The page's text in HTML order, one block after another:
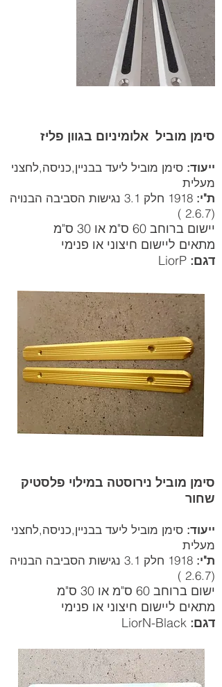
סימן מוביל אלומיניום בגוון פליז
ייעוד: סימן מוביל ליעד בבניין,כניסה,לחצני
מעלית
ת"י:
1918 חלק 3.1 נגישות הסביבה הבנויה
(2.6.7 )
יישום ברוחב 60 ס"מ או 30 ס"מ
מתאים ליישום חיצוני או פנימי
דגם:
סימן מוביל נירוסטה במילוי פלסטיק
שחור
ייעוד: סימן מוביל ליעד בבניין,כניסה,לחצני
מעלית
ת"י:
1918 חלק 3.1 נגישות הסביבה הבנויה
(2.6.7 )
ישום ברוחב 60 ס"מ או 30 ס"מ
מתאים ליישום חיצוני או פנימי
דגם: LiorN-Black